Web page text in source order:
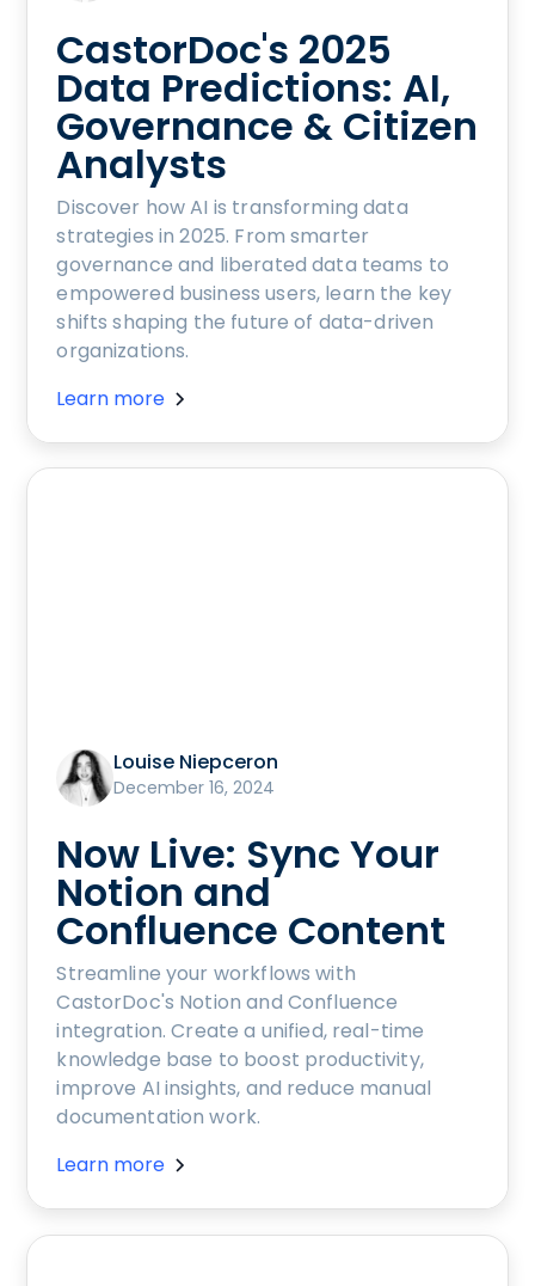
CastorDoc's 2025
Data Predictions: AI,
Governance & Citizen
Analysts
Discover how AI is transforming data
strategies in 2025. From smarter
governance and liberated data teams to
empowered business users, learn the key
shifts shaping the future of data-driven
organizations.
Learn more
Louise Niepceron
December 16, 2024
Now Live: Sync Your
Notion and
Confluence Content
Streamline your workflows with
CastorDoc's Notion and Confluence
integration. Create a unified, real-time
knowledge base to boost productivity,
improve AI insights, and reduce manual
documentation work.
Learn more